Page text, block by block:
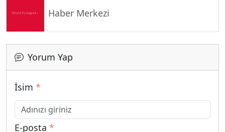
Haber Merkezi
Yorum Yap
İsim *
E-posta *